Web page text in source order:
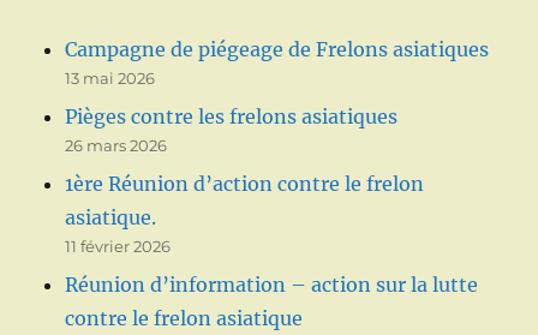
Campagne de piégeage de Frelons asiatiques
13 mai 2026
Pièges contre les frelons asiatiques
26 mars 2026
1ère Réunion d’action contre le frelon
asiatique.
11 février 2026
Réunion d’information – action sur la lutte
contre le frelon asiatique